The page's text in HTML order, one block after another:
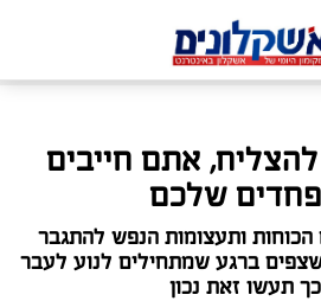
אתם חייבים
שלכם
ותעצומות הנפש להתגבר
ברגע שמתחילים לנוע לעבר
תעשו זאת נכון